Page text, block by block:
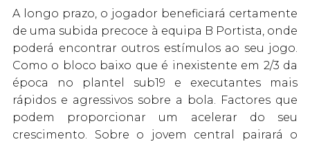
A longo prazo, o jogador beneficiará certamente
de uma subida precoce à equipa B Portista, onde
poderá encontrar outros estímulos ao seu jogo.
Como o bloco baixo que é inexistente em 2/3 da
época no plantel sub19 e executantes mais
rápidos e agressivos sobre a bola. Factores que
podem proporcionar um acelerar do seu
crescimento. Sobre o jovem central pairará o